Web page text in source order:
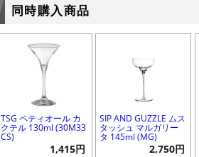
同時購入商品
TSG ペティオール カ
クテル 130ml (30M33
CS)
1,415円
SIP AND GUZZLE ムス
タッシュ マルガリー
タ 145ml (MG)
2,750円